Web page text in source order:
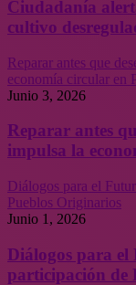
Ciudadanía
cultivo
Reparar antes que
economía circular en
Junio 3, 2026
Reparar antes
impulsa la
Diálogos para el
Pueblos Originarios
Junio 1, 2026
Diálogos para el
participación de